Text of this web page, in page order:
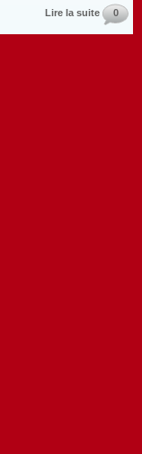
Lire la suite 0